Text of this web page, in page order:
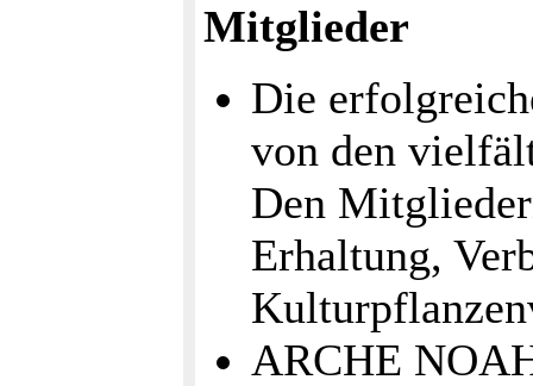
Mitglieder
Die
von den
Den
Erhaltung,
ARCHE